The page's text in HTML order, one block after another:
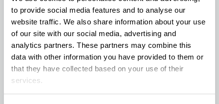
to provide social media features and to analyse our
website traffic. We also share information about your use
of our site with our social media, advertising and
analytics partners. These partners may combine this
data with other information you have provided to them or
that they have collected based on your use of their
services.
llamó endocannabinoides. Con dicho
descubrimiento se armó el rompecabezas.
Así, el THC es una llave que entra en la cerradura
de los receptores endocannabinoides, al igual que
la anandamida, y específicamente en los